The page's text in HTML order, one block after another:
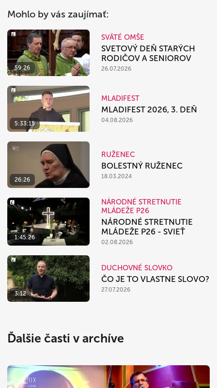
Mohlo by vás zaujímať:
59:26
SVÄTÉ OMŠE
SVETOVÝ DEŇ STARÝCH
RODIČOV A SENIOROV
26.07.2026
5:33:15
MLADIFEST
MLADIFEST 2026, 3. DEŇ
04.08.2026
26:26
RUŽENEC
BOLESTNÝ RUŽENEC
18.03.2024
1:45:26
NÁRODNÉ STRETNUTIE
MLÁDEŽE P26
NÁRODNÉ STRETNUTIE
MLÁDEŽE P26 - SVIEŤ
02.08.2026
3:12
DUCHOVNÉ SLOVKO
ČO JE TO VLASTNE SLOVO?
27.07.2026
Ďalšie časti v archíve